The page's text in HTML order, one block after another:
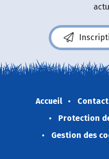
Accueil Contact
Protection
Gestion des